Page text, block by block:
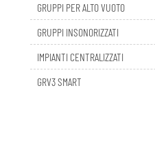
GRUPPI INSONORIZZATI
IMPIANTI CENTRALIZZATI
GRV3 SMART